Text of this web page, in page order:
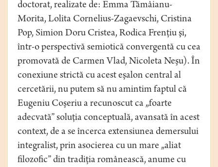
doctorat, realizate de: Emma Tămâianu-
Morita, Lolita Cornelius-Zagaevschi, Cristina
Pop, Simion Doru Cristea, Rodica Frenţiu şi,
într-o perspectivă semiotică convergentă cu cea
promovată de Carmen Vlad, Nicoleta Neşu). În
conexiune strictă cu acest eşalon central al
cercetării, nu putem să nu amintim faptul că
Eugeniu Coşeriu a recunoscut ca „foarte
adecvată” soluţia conceptuală, avansată în acest
context, de a se încerca extensiunea demersului
integralist, prin asocierea cu un mare „aliat
filozofic” din tradiţia românească, anume cu